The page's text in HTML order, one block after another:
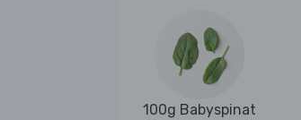
100g Babyspinat